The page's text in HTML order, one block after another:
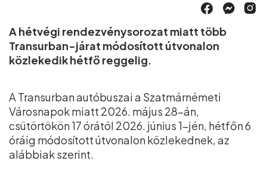
A hétvégi rendezvénysorozat miatt több
Transurban-járat módosított útvonalon
közlekedik hétfő reggelig.
A Transurban autóbuszai a Szatmárnémeti
Városnapok miatt 2026. május 28-án,
csütörtökön 17 órától 2026. június 1-jén, hétfőn 6
óráig módosított útvonalon közlekednek, az
alábbiak szerint.